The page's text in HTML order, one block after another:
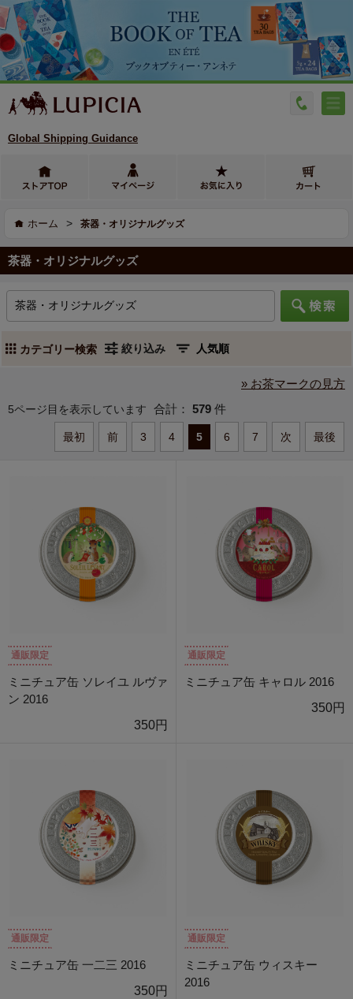
Global Shipping Guidance
ホーム > 茶器・オリジナルグッズ
茶器・オリジナルグッズ
カテゴリー検索 絞り込み
» お茶マークの見方
5ページ目を表示しています 合計： 579 件
最初 前 3 4 5 6 7 次 最後
通販限定
ミニチュア缶 ソレイユ ルヴァ
ン 2016
350円
通販限定
ミニチュア缶 キャロル 2016
350円
通販限定
ミニチュア缶 一二三 2016
350円
通販限定
ミニチュア缶 ウィスキー
2016